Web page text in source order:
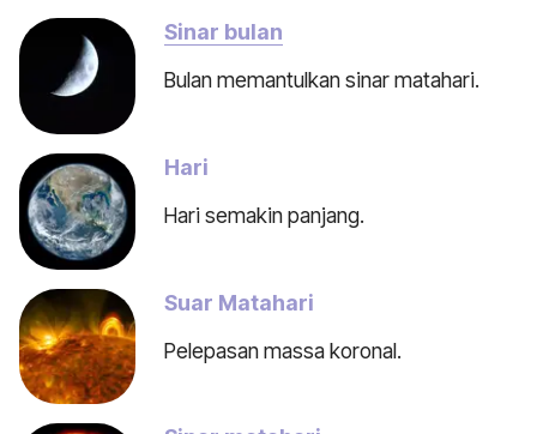
Sinar bulan
Bulan memantulkan sinar matahari.
Hari
Hari semakin panjang.
Suar Matahari
Pelepasan massa koronal.